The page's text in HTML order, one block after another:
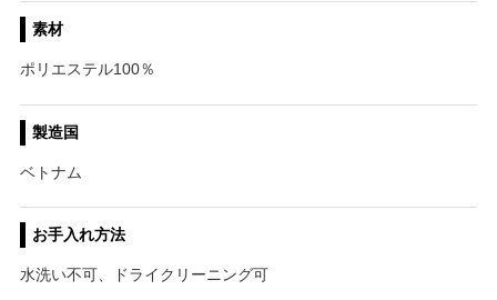
素材
ポリエステル100％
製造国
ベトナム
お手入れ方法
水洗い不可、ドライクリーニング可